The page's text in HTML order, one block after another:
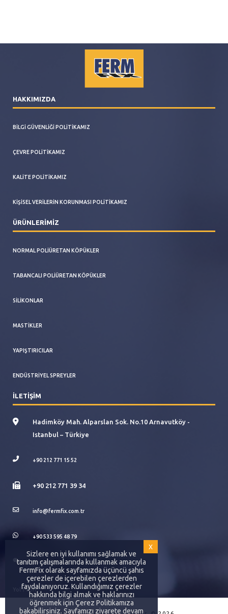
HAKKIMIZDA
BILGI GÜVENLIĞI POLITIKAMIZ
ÇEVRE POLITIKAMIZ
KALITE POLITIKAMIZ
KIŞISEL VERILERIN KORUNMASI POLITIKAMIZ
ÜRÜNLERİMİZ
NORMAL POLIÜRETAN KÖPÜKLER
TABANCALI POLIÜRETAN KÖPÜKLER
SILIKONLAR
MASTIKLER
YAPIŞTIRICILAR
ENDÜSTRIYEL SPREYLER
İLETİŞİM
Hadimköy Mah. Alparslan Sok. No.10 Arnavutköy -
Istanbul – Türkiye
+90 212 771 15 52
+90 212 771 39 34
info@fermfix.com.tr
+90 533 595 48 79
SomaKimya
Yol Tarifi
Sizlere en iyi kullanımı sağlamak ve
tanıtım çalışmalarında kullanmak amacıyla
FermFix olarak sayfamızda üçüncü şahıs
çerezler de içerebilen çerezlerden
faydalanıyoruz. Kullandığımız çerezler
hakkında bilgi almak ve haklarınızı
öğrenmek için Çerez Politikamıza
bakabilirsiniz. Sayfamızı ziyarete devam
x